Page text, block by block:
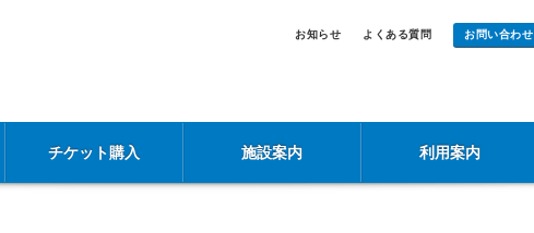
お知らせ よくある質問 お問い合わせ
チケット購入 施設案内 利用案内